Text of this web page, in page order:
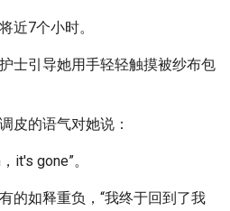
近7个小时。
士引导她用手轻轻触摸被纱布包
皮的语气对她说：
it's gone”。
的如释重负，“我终于回到了我